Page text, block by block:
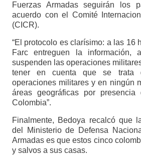
Fuerzas Armadas seguirán los
acuerdo con el Comité
(CICR).
“El protocolo es clarísimo: a las 16
Farc entreguen la información,
suspenden las operaciones
tener en cuenta que se trata
operaciones militares y en ningún
áreas geográficas por
Colombia”.
Finalmente, Bedoya recalcó que
del Ministerio de Defensa
Armadas es que estos cinco
y salvos a sus casas.